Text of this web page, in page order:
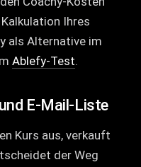
Ihres
als Alternative im
Ablefy-Test.
E-Mail-Liste
Kurs aus, verkauft
der Weg